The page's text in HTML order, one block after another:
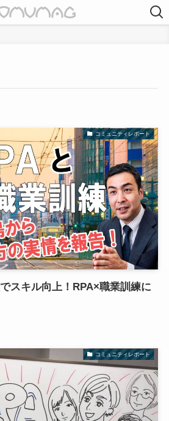
コミュニティレポート
スキル向上！RPA×職業訓練に
コミュニティレポート